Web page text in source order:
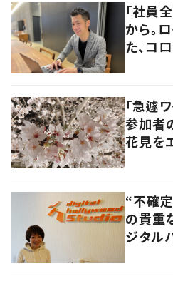
「社員
から。
た、コ
「急遽
参加者
花見を
“不確
の貴重
ジタル